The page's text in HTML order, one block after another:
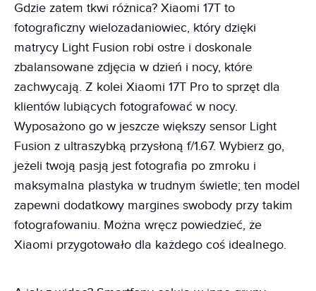
Gdzie zatem tkwi różnica? Xiaomi 17T to
fotograficzny wielozadaniowiec, który dzięki
matrycy Light Fusion robi ostre i doskonale
zbalansowane zdjęcia w dzień i nocy, które
zachwycają. Z kolei Xiaomi 17T Pro to sprzęt dla
klientów lubiących fotografować w nocy.
Wyposażono go w jeszcze większy sensor Light
Fusion z ultraszybką przysłoną f/1.67. Wybierz go,
jeżeli twoją pasją jest fotografia po zmroku i
maksymalna plastyka w trudnym świetle; ten model
zapewni dodatkowy margines swobody przy takim
fotografowaniu. Można wręcz powiedzieć, że
Xiaomi przygotowało dla każdego coś idealnego.